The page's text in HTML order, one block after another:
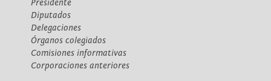
Presidente
Diputados
Delegaciones
Órganos colegiados
Comisiones informativas
Corporaciones anteriores